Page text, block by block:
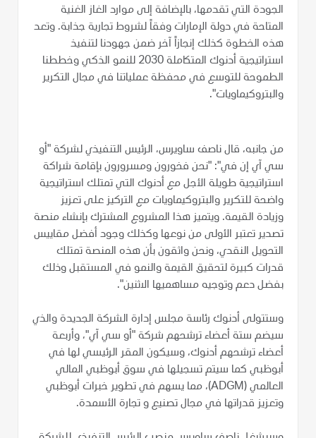
الجودة التي تقدمها، بالإضافة إلى موارد الغاز الغنية
المتاحة في دولة الإمارات وفقاً لشروط تجارية جذابة. وتعد
هذه الخطوة كذلك إنجازاً آخر ضمن جهودنا لتنفيذ
استراتيجية أدنوك المتكاملة 2030 للنمو الذكي وخططنا
الطموحة للتوسع في محفظة عملياتنا في مجال التكرير
والبتروكيماويات".
من جانبه، قال ناصف ساويرس، الرئيس التنفيذي لشركة "أو
سي آي إن في": "نحن فخورون ومسرورون بإقامة شراكة
استراتيجية طويلة الأجل مع أدنوك التي تمتلك استراتيجية
واضحة للتكرير والبتروكيماويات مع التركيز على تعزيز
وزيادة القيمة. ويتميز هذا المشروع المشترك بإنشاء منصة
تصدير تعتبر الأولى من نوعها وكذلك وجود أفضل مقاييس
التحويل النقدي، ونحن واثقون بأن هذه المنصة تمتلك
قدرات كبيرة لتحقيق القيمة والنمو في المستقبل وذلك
بفضل دعم وتوجيه مساهميها الاثنين".
وستتولى أدنوك رئاسة مجلس إدارة الشركة الجديدة والذي
سيضم ستة أعضاء ترشحهم شركة "أو سي آي"، وأربعة
أعضاء ترشحهم أدنوك، وسيكون المقر الرئيسي لها في
أبوظبي كما سيتم تسجيلها في سوق أبوظبي المالي
العالمي (ADGM)، مما يسهم في تطوير خبرات أبوظبي
وتعزيز قدراتها في مجال تصنيع و تجارة الأسمدة.